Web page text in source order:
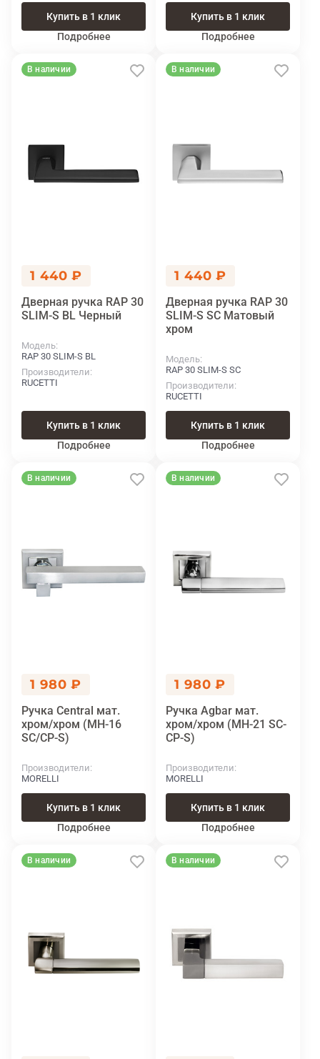
Купить в 1 клик
Подробнее
Купить в 1 клик
Подробнее
В наличии
1 440 ₽
Дверная ручка RAP 30
SLIM-S BL Черный
Модель
RAP 30 SLIM-S BL
Производители
RUCETTI
Купить в 1 клик
Подробнее
В наличии
1 440 ₽
Дверная ручка RAP 30
SLIM-S SC Матовый
хром
Модель
RAP 30 SLIM-S SC
Производители
RUCETTI
Купить в 1 клик
Подробнее
В наличии
1 980 ₽
Ручка Central мат.
хром/хром (MH-16
SC/CP-S)
Производители
MORELLI
Купить в 1 клик
Подробнее
В наличии
1 980 ₽
Ручка Agbar мат.
хром/хром (MH-21 SC-
CP-S)
Производители
MORELLI
Купить в 1 клик
Подробнее
В наличии В наличии